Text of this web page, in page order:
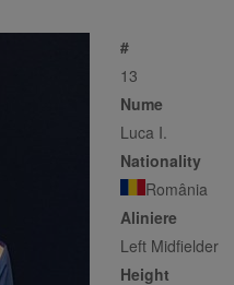
#
13
Nume
Luca I.
Nationality
România
Aliniere
Left Midfielder
Height